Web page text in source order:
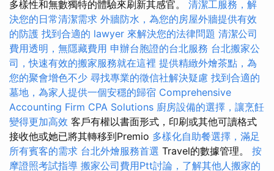
多樣性和無數獨特的體驗來刷新其感官。 清潔工服務，解
決您的日常清潔需求 外牆防水，為您的房屋外牆提供有效
的防護 找到合適的 lawyer 來解決您的法律問題 清潔公司
費用透明，無隱藏費用 申辦台胞證的台北服務 台北搬家公
司，快速有效的搬家服務就在這裡 提供精緻外燴茶點，為
您的聚會增色不少 尋找專業的徵信社解決疑慮 找到合適的
墓地，為家人提供一個安穩的歸宿 Comprehensive
Accounting Firm CPA Solutions 廚房設備的選擇，讓烹飪
變得更加高效 客戶有權以書面形式，印刷或其他可讀格式
接收他或她已將其轉移到Premio 多樣化自助餐選擇，滿足
所有賓客的需求 台北外燴服務首選 Travel的數據管理。 按
摩證照考試指導 搬家公司費用Ptt討論，了解其他人搬家的